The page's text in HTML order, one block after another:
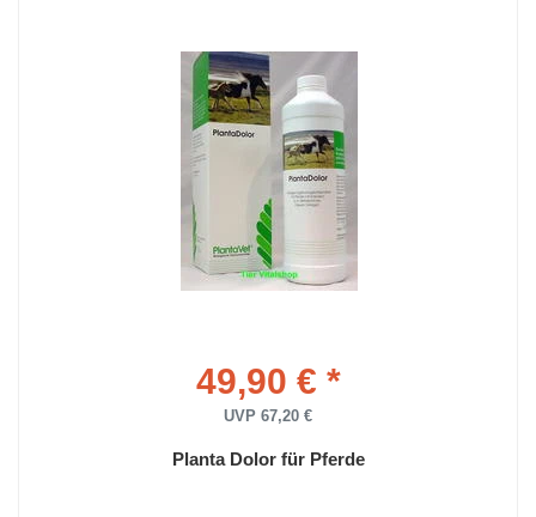
49,90 € *
UVP 67,20 €
Planta Dolor für Pferde